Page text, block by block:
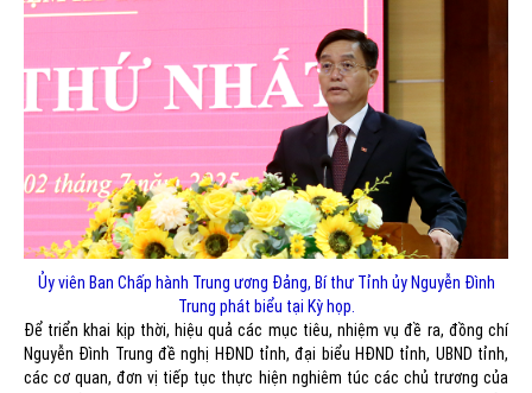
Ủy viên Ban Chấp hành Trung ương Đảng, Bí thư Tỉnh ủy Nguyễn Đình
Trung phát biểu tại Kỳ họp.
Để triển khai kịp thời, hiệu quả các mục tiêu, nhiệm vụ đề ra, đồng chí
Nguyễn Đình Trung đề nghị HĐND tỉnh, đại biểu HĐND tỉnh, UBND tỉnh,
các cơ quan, đơn vị tiếp tục thực hiện nghiêm túc các chủ trương của